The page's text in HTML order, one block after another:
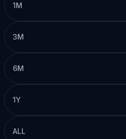
1M
3M
6M
1Y
ALL